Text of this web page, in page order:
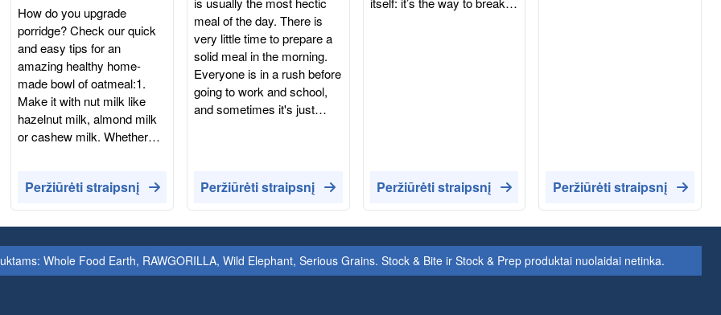
How do you upgrade
porridge? Check our quick
and easy tips for an
amazing healthy home-
made bowl of oatmeal:1.
Make it with nut milk like
hazelnut milk, almond milk
or cashew milk. Whether
made with nuts will enhance
the flavour of oats. 2. Add
some fresh fruit like sliced
banana, apple or berries.
Fresh fruits will bring your
porridge to another level.
Peržiūrėti straipsnį
meal of the day. There is
very little time to prepare a
solid meal in the morning.
Everyone is in a rush before
going to work and school,
and sometimes it's just
perfect morning routine
solution - it requires zero
cooking or preparation. Is it
day? It depends on what
cereals you choose. The
Peržiūrėti straipsnį
breakfast is linked to better
memory and focus,
decreased ‘bad’ cholesterol,
less risk of developing
certain diseases, weight
management and good
Peržiūrėti straipsnį
tag were swapped for hours
locked away with their
online classes and
electronic devices.
Evidence also shows that a
Peržiūrėti straipsnį
Whole Food Earth, RAWGORILLA, Wild Elephant, Serious Grains. Stock & Bite ir Stock & Prep produktai nuolaidai netinka.